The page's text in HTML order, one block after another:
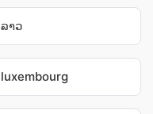
ລາວ
luxembourg